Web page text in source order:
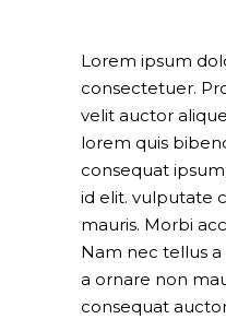
Lorem ipsum
consectetuer.
velit auctor
lorem quis
consequat
id elit. vulputate
mauris. Morbi
Nam nec tellus
a ornare non
consequat